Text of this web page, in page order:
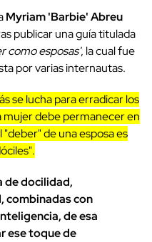
Myriam 'Barbie' Abreu
publicar una guía titulada
como esposas', la cual fue
por varias internautas.
se lucha para erradicar los
debe permanecer en
de una esposa es
de docilidad,
combinadas con
de esa
ese toque de